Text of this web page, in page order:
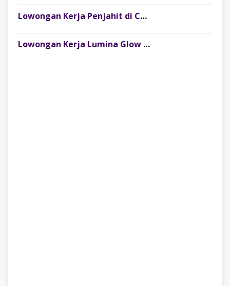
Lowongan Kerja Penjahit di CV Dago Bima Perkasa (MRSM Studio) Lubuk Linggau
Lowongan Kerja Lumina Glow Clinic & Salon Palembang Terbaru